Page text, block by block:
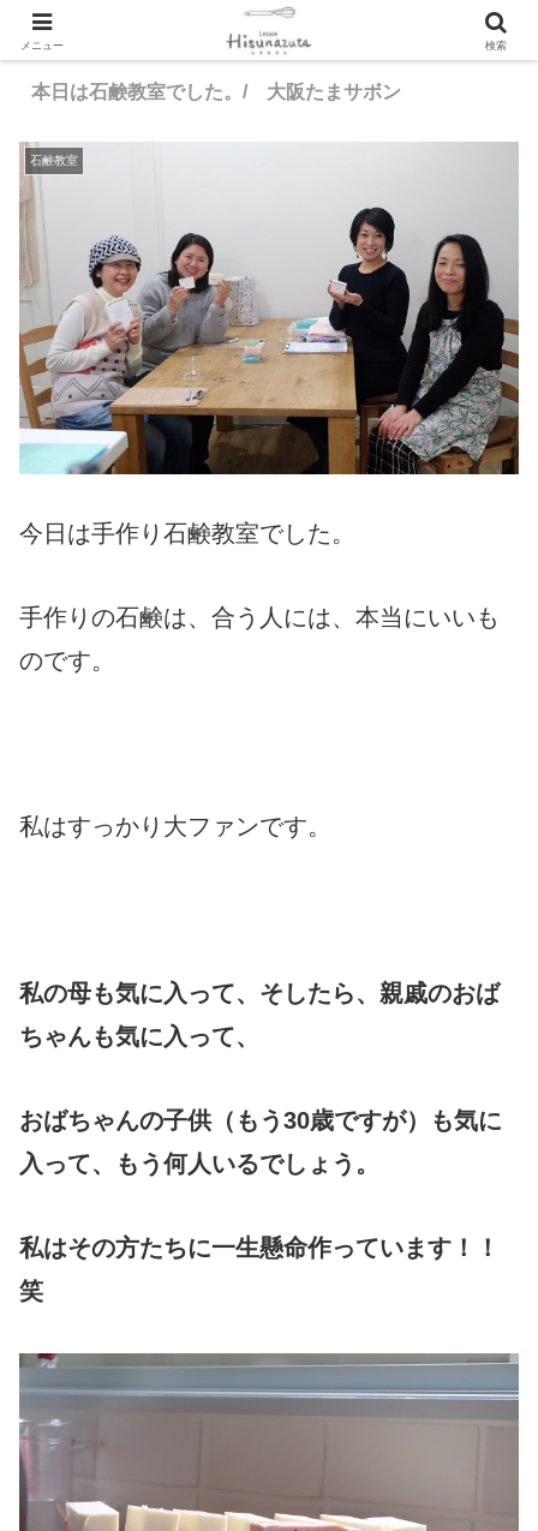
本日は石鹸教室でした。/ 大阪たまサボン
石鹸教室
今日は手作り石鹸教室でした。
手作りの石鹸は、合う人には、本当にいいも
のです。
私はすっかり大ファンです。
私の母も気に入って、そしたら、親戚のおば
ちゃんも気に入って、
おばちゃんの子供（もう30歳ですが）も気に
入って、もう何人いるでしょう。
私はその方たちに一生懸命作っています！！
笑
メニュー 検索